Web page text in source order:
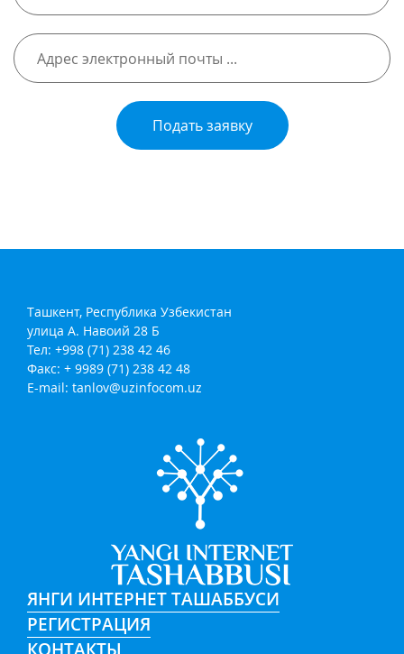
Подать заявку
Ташкент, Республика Узбекистан
улица А. Навоий 28 Б
Тел: +998 (71) 238 42 46
Факс: + 9989 (71) 238 42 48
E-mail: tanlov@uzinfocom.uz
ЯНГИ ИНТЕРНЕТ ТАШАББУСИ
РЕГИСТРАЦИЯ